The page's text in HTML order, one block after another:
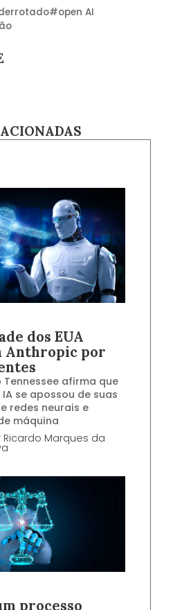
#open AI
dos EUA
Anthropic por
afirma que
se apossou de suas
redes neurais e
máquina
Ricardo Marques da
processo